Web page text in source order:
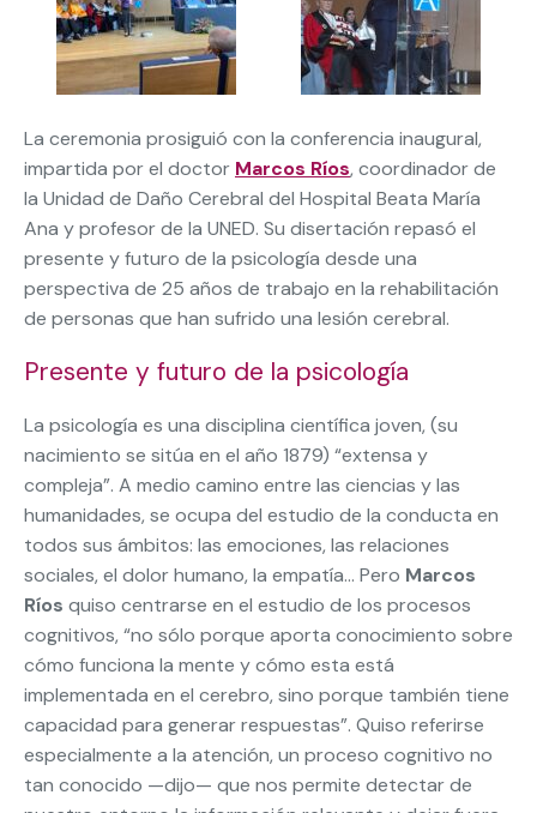
La ceremonia prosiguió con la conferencia inaugural,
impartida por el doctor Marcos Ríos, coordinador de
la Unidad de Daño Cerebral del Hospital Beata María
Ana y profesor de la UNED. Su disertación repasó el
presente y futuro de la psicología desde una
perspectiva de 25 años de trabajo en la rehabilitación
de personas que han sufrido una lesión cerebral.
Presente y futuro de la psicología
La psicología es una disciplina científica joven, (su
nacimiento se sitúa en el año 1879) “extensa y
compleja”. A medio camino entre las ciencias y las
humanidades, se ocupa del estudio de la conducta en
todos sus ámbitos: las emociones, las relaciones
sociales, el dolor humano, la empatía… Pero Marcos
Ríos quiso centrarse en el estudio de los procesos
cognitivos, “no sólo porque aporta conocimiento sobre
cómo funciona la mente y cómo esta está
implementada en el cerebro, sino porque también tiene
capacidad para generar respuestas”. Quiso referirse
especialmente a la atención, un proceso cognitivo no
tan conocido —dijo— que nos permite detectar de